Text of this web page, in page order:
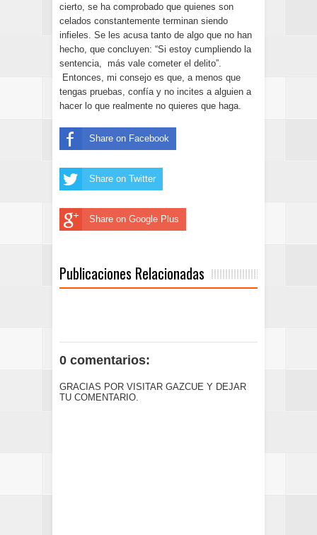
cierto, se ha comprobado que quienes son
celados constantemente terminan siendo
infieles. Se les acusa tanto de algo que no han
hecho, que concluyen: “Si estoy cumpliendo la
sentencia, más vale cometer el delito”.
Entonces, mi consejo es que, a menos que
tengas pruebas, confía y no incites a alguien a
hacer lo que realmente no quieres que haga.
Share on Facebook
Share on Twitter
Share on Google Plus
Publicaciones Relacionadas
0 comentarios:
GRACIAS POR VISITAR GAZCUE Y DEJAR
TU COMENTARIO.